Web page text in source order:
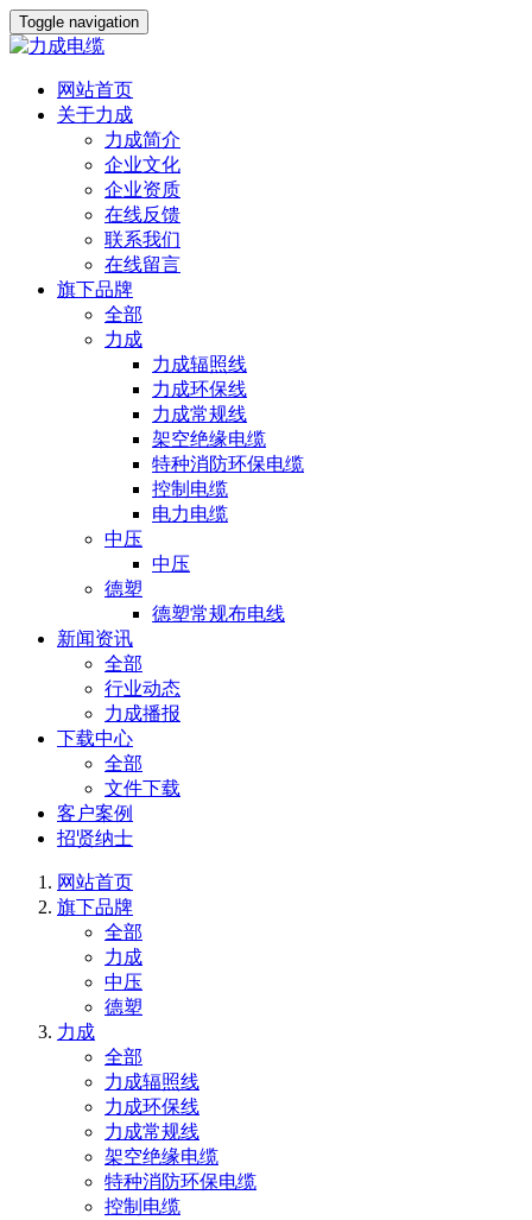
Toggle navigation
网站首页
关于力成
力成简介
企业文化
企业资质
在线反馈
联系我们
在线留言
旗下品牌
全部
力成
力成辐照线
力成环保线
力成常规线
架空绝缘电缆
特种消防环保电缆
控制电缆
电力电缆
中压
中压
德塑
德塑常规布电线
新闻资讯
全部
行业动态
力成播报
下载中心
全部
文件下载
客户案例
招贤纳士
网站首页
旗下品牌
全部
力成
中压
德塑
力成
全部
力成辐照线
力成环保线
力成常规线
架空绝缘电缆
特种消防环保电缆
控制电缆